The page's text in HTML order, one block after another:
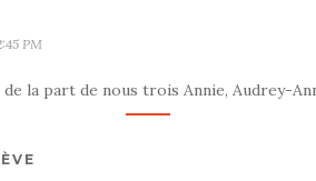
PM
de la part de nous trois Annie, Audrey-